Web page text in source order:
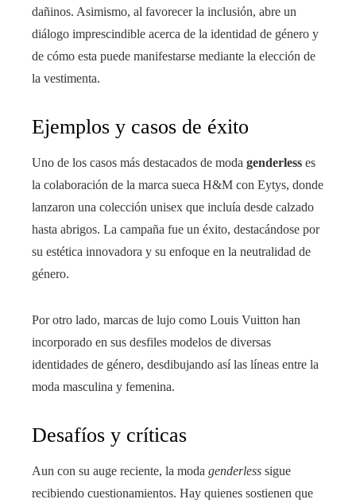
dañinos. Asimismo, al favorecer la inclusión, abre un
diálogo imprescindible acerca de la identidad de género y
de cómo esta puede manifestarse mediante la elección de
la vestimenta.
Ejemplos y casos de éxito
Uno de los casos más destacados de moda genderless es
la colaboración de la marca sueca H&M con Eytys, donde
lanzaron una colección unisex que incluía desde calzado
hasta abrigos. La campaña fue un éxito, destacándose por
su estética innovadora y su enfoque en la neutralidad de
género.
Por otro lado, marcas de lujo como Louis Vuitton han
incorporado en sus desfiles modelos de diversas
identidades de género, desdibujando así las líneas entre la
moda masculina y femenina.
Desafíos y críticas
Aun con su auge reciente, la moda genderless sigue
recibiendo cuestionamientos. Hay quienes sostienen que